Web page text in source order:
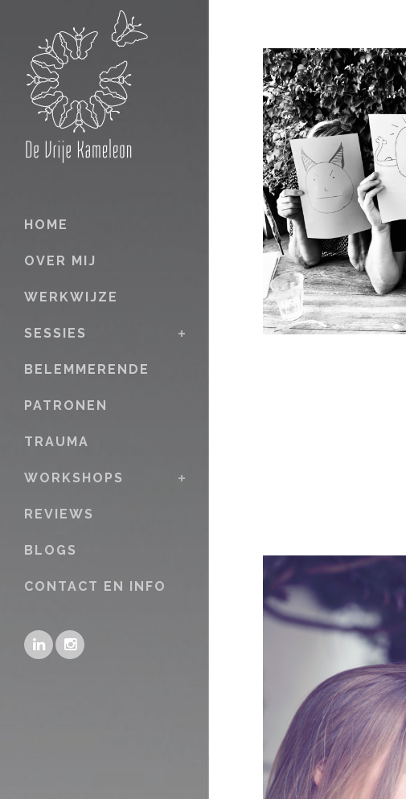
HOME
OVER MIJ
WERKWIJZE
SESSIES
BELEMMERENDE
PATRONEN
TRAUMA
WORKSHOPS
REVIEWS
BLOGS
CONTACT EN INFO